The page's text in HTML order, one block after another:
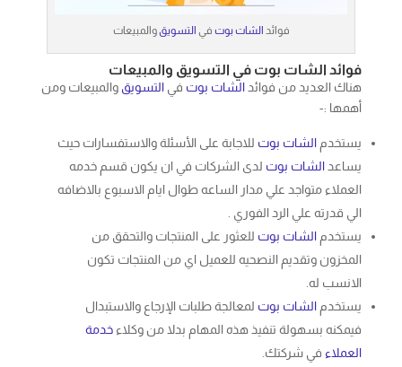
فوائد الشات بوت في التسويقوالمبيعات
فوائد الشات بوت في التسويق والمبيعات
هناك العديد من فوائد الشات بوت في التسويق والمبيعات ومن
أهمها :-
يستخدم الشات بوت للاجابة على الأسئلة والاستفسارات حيث
يساعد الشات بوت لدى الشركات في ان يكون قسم خدمه
العملاء متواجد علي مدار الساعه طوال ايام الاسبوع بالاضافه
الي قدرته علي الرد الفوري .
يستخدم الشات بوت للعثور على المنتجات والتحقق من
المخزون وتقديم النصحيه للعميل اي من المنتجات تكون
الانسب له.
يستخدم الشات بوت لمعالجة طلبات الإرجاع والاستبدال
فيمكنه بسهولة تنفيذ هذه المهام بدلا من وكلاء خدمة
العملاء في شركتك.